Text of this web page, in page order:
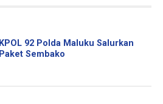
92 Polda Maluku Salurkan
Sembako